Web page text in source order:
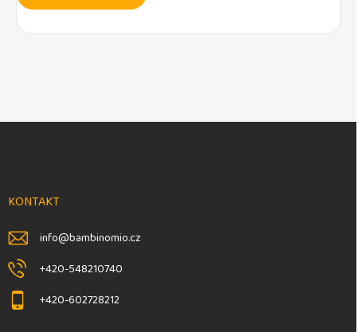
F
e
KONTAKT
info@bambinomio.cz
+420-548210740
+420-602728212